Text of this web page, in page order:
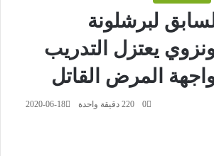
لبرشلونة
يعتزل التدريب
المرض القاتل
2020-06-18 0 دقيقة واحدة